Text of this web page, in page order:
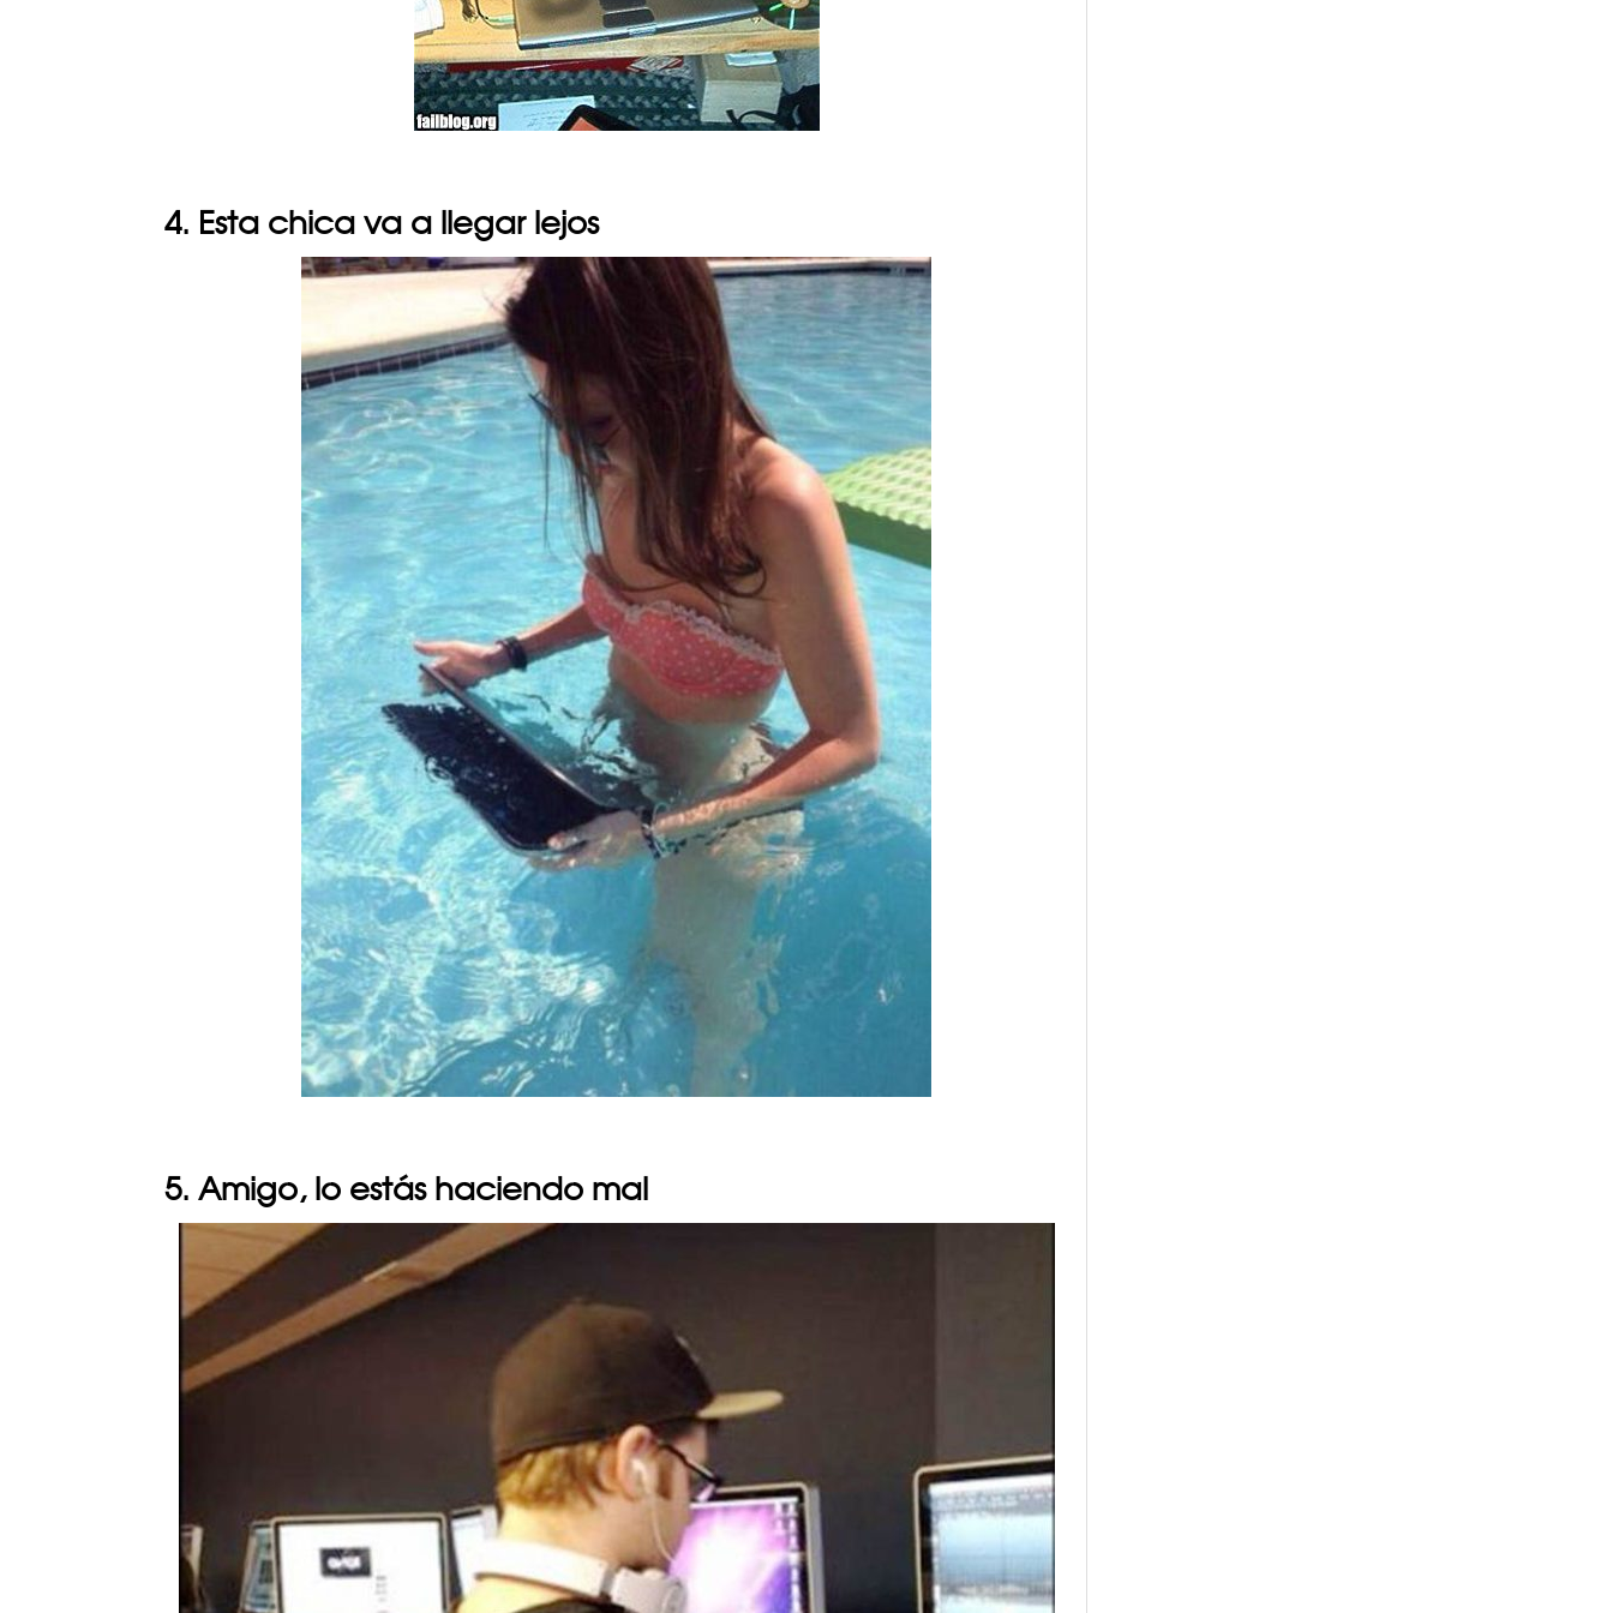
4. Esta chica va a llegar lejos
5. Amigo, lo estás haciendo mal